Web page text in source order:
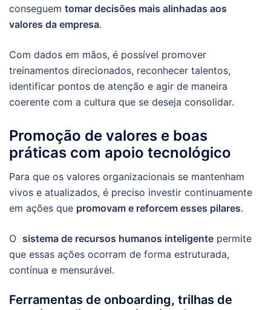
conseguem tomar decisões mais alinhadas aos
valores da empresa.
Com dados em mãos, é possível promover
treinamentos direcionados, reconhecer talentos,
identificar pontos de atenção e agir de maneira
coerente com a cultura que se deseja consolidar.
Promoção de valores e boas
práticas com apoio tecnológico
Para que os valores organizacionais se mantenham
vivos e atualizados, é preciso investir continuamente
em ações que promovam e reforcem esses pilares.
O sistema de recursos humanos inteligente permite
que essas ações ocorram de forma estruturada,
contínua e mensurável.
Ferramentas de onboarding, trilhas de